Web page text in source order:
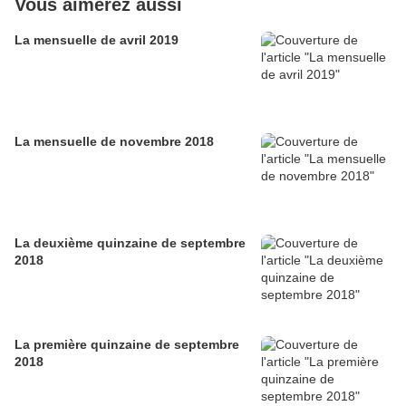
Vous aimerez aussi
La mensuelle de avril 2019
La mensuelle de novembre 2018
La deuxième quinzaine de septembre
2018
La première quinzaine de septembre
2018